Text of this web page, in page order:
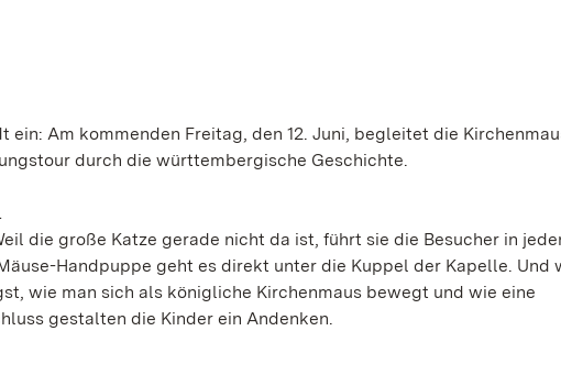
Am kommenden Freitag, den 12. Juni, begleitet die
durch die württembergische Geschichte.
die große Katze gerade nicht da ist, führt sie die Besucher in
Handpuppe geht es direkt unter die Kuppel der Kapelle. Und
wie man sich als königliche Kirchenmaus bewegt und wie eine
gestalten die Kinder ein Andenken.